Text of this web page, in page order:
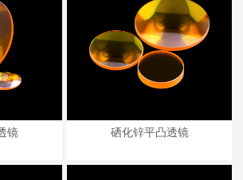
镜 硒化锌平凸透镜